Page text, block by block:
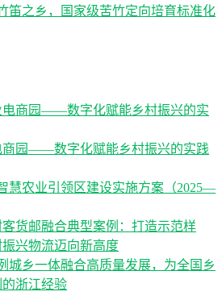
之乡，国家级苦竹定向培育标准化
商园——数字化赋能乡村振兴的实践
慧农业引领区建设实施方案（2025—
货邮融合典型案例：打造示范样
兴物流迈向新高度
城乡一体融合高质量发展，为全国乡
浙江经验